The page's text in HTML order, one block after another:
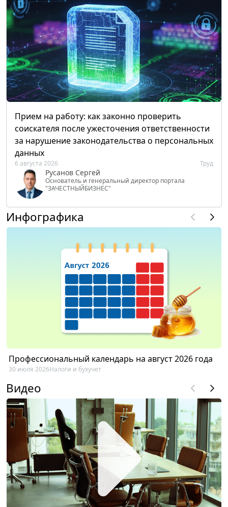
Прием на работу: как законно проверить
соискателя после ужесточения ответственности
за нарушение законодательства о персональных
данных
6 августа 2026 Труд
Русанов Сергей
Основатель и генеральный директор портала
"ЗАЧЕСТНЫЙБИЗНЕС"
Инфографика
Профессиональный календарь на август 2026 года
30 июля 2026Налоги и бухучет
Видео